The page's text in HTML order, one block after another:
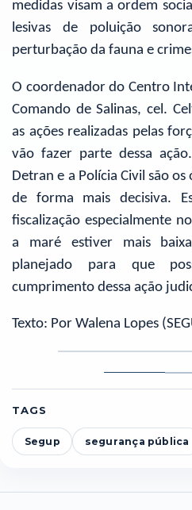
medidas visam a ordem
lesivas de poluição
perturbação da fauna e
O coordenador do Centro
Comando de Salinas, cel.
as ações realizadas pelas
vão fazer parte dessa
Detran e a Polícia Civil são
de forma mais decisiva.
fiscalização especialmente
a maré estiver mais
planejado para que
cumprimento dessa ação
Texto: Por Walena Lopes
Foto
1
TAGS
Segup segurança pública